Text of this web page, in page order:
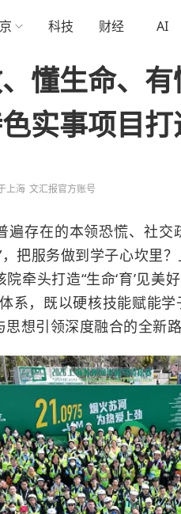
科技 财经 AI
懂生命、
实事项目
上海 文汇报官方账号
遍存在的本领恐慌、社
把服务做到学子心坎里
牵头打造“生命‘育’见美
系，既以硬核技能赋能
想引领深度融合的全新路